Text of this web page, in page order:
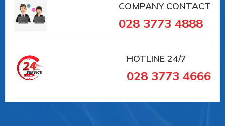
COMPANY CONTACT
028 3773 4888
HOTLINE 24/7
028 3773 4666